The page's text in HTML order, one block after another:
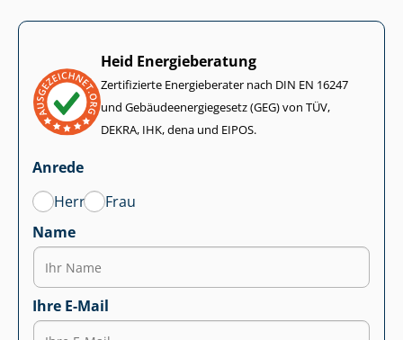
Heid Energieberatung
Zertifizierte Energieberater nach DIN EN 16247
und Ge­bäu­de­en­er­gie­ge­setz (GEG) von TÜV,
DEKRA, IHK, dena und EIPOS.
Anrede
Herr
Frau
Name
Ihre E-Mail